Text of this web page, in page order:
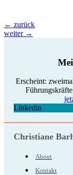
← zurück
weiter →
Erscheint:
Linkedin
Christiane
About
Kontakt